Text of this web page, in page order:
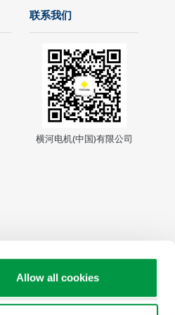
Allow all cookies
联系我们
横河电机(中国)有限公司